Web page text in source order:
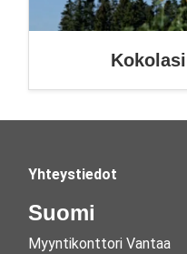
Yhteystiedot
Suomi
Myyntikonttori Vantaa